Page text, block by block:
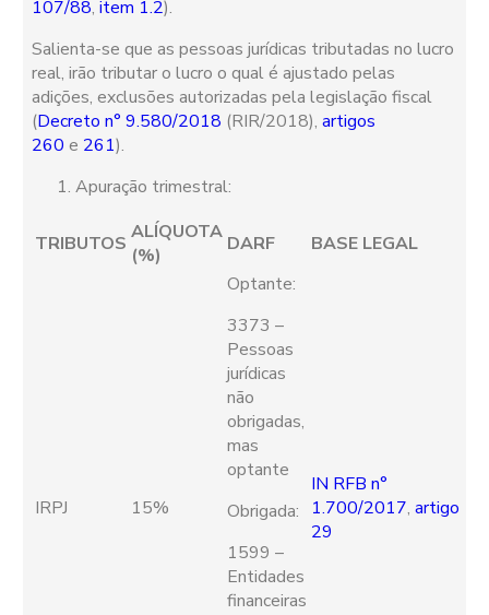
107/88,item 1.2).
Salienta-se que as pessoas jurídicas tributadas no lucro
real, irão tributar o lucro o qual é ajustado pelas
adições, exclusões autorizadas pela legislação fiscal
(Decreto n° 9.580/2018 (RIR/2018),artigos
260 e 261).
Apuração trimestral:
TRIBUTOS ALÍQUOTA
(%)
DARF BASE LEGAL
IRPJ 15%
Optante:
3373 –
Pessoas
jurídicas
não
obrigadas,
mas
optante
Obrigada:
1599 –
Entidades
financeiras
IN RFB n°
1.700/2017,artigo
29